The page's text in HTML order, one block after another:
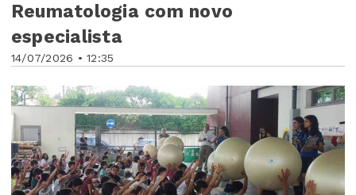
14/07/2026 • 12:35
Reumatologia com novo
especialista